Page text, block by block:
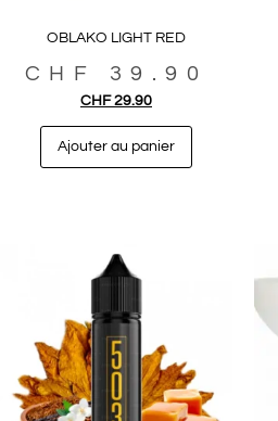
OBLAKO LIGHT RED
CHF 39.90
CHF29.90
Ajouter au panier